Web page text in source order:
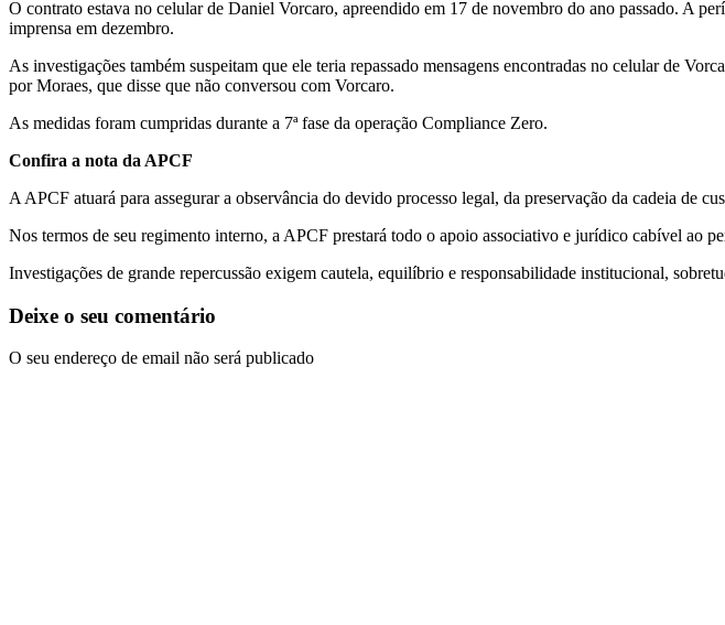
O contrato estava no celular de Daniel Vorcaro, apreendido em 17 de novembro do ano passado. A
imprensa em dezembro.
As investigações também suspeitam que ele teria repassado mensagens encontradas no celular de
por Moraes, que disse que não conversou com Vorcaro.
As medidas foram cumpridas durante a 7ª fase da operação Compliance Zero.
Confira a nota da APCF
A APCF atuará para assegurar a observância do devido processo legal, da preservação da cadeia de
Nos termos de seu regimento interno, a APCF prestará todo o apoio associativo e jurídico cabível ao
Investigações de grande repercussão exigem cautela, equilíbrio e responsabilidade institucional,
Deixe o seu comentário
O seu endereço de email não será publicado